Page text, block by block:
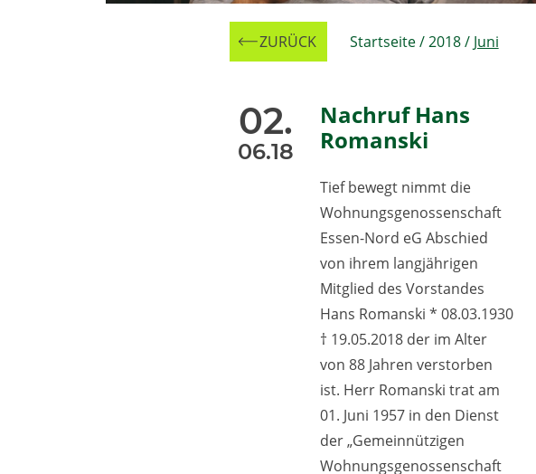
ZURÜCK Zur
Startseite/2018/ Juni
02.
06.18
Nachruf Hans
Romanski
Tief bewegt nimmt die
Wohnungsgenossenschaft
Essen-Nord eG Abschied
von ihrem langjährigen
Mitglied des Vorstandes
Hans Romanski * 08.03.1930
† 19.05.2018 der im Alter
von 88 Jahren verstorben
ist. Herr Romanski trat am
01. Juni 1957 in den Dienst
der „Gemeinnützigen
Wohnungsgenossenschaft